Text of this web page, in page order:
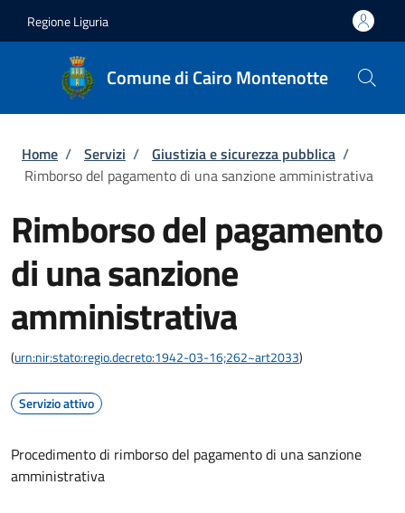
Regione Liguria
Comune di Cairo Montenotte
Briciole di pane
Home / Servizi / Giustizia e sicurezza pubblica /
Rimborso del pagamento di una sanzione amministrativa
Rimborso del pagamento
di una sanzione
amministrativa
(urn:nir:stato:regio.decreto:1942-03-16;262~art2033)
Servizio attivo
Procedimento di rimborso del pagamento di una sanzione
amministrativa